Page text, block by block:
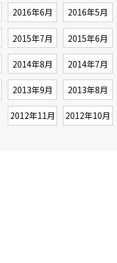
2016年6月 2016年5月
2015年7月 2015年6月
2014年8月 2014年7月
2013年9月 2013年8月
2012年11月 2012年10月